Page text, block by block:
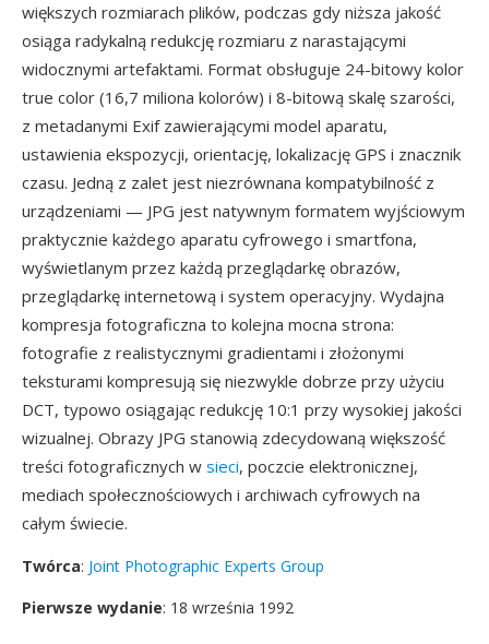
większych rozmiarach plików, podczas gdy niższa jakość
osiąga radykalną redukcję rozmiaru z narastającymi
widocznymi artefaktami. Format obsługuje 24-bitowy kolor
true color (16,7 miliona kolorów) i 8-bitową skalę szarości,
z metadanymi Exif zawierającymi model aparatu,
ustawienia ekspozycji, orientację, lokalizację GPS i znacznik
czasu. Jedną z zalet jest niezrównana kompatybilność z
urządzeniami — JPG jest natywnym formatem wyjściowym
praktycznie każdego aparatu cyfrowego i smartfona,
wyświetlanym przez każdą przeglądarkę obrazów,
przeglądarkę internetową i system operacyjny. Wydajna
kompresja fotograficzna to kolejna mocna strona:
fotografie z realistycznymi gradientami i złożonymi
teksturami kompresują się niezwykle dobrze przy użyciu
DCT, typowo osiągając redukcję 10:1 przy wysokiej jakości
wizualnej. Obrazy JPG stanowią zdecydowaną większość
treści fotograficznych w sieci, poczcie elektronicznej,
mediach społecznościowych i archiwach cyfrowych na
całym świecie.
Twórca: Joint Photographic Experts Group
Pierwsze wydanie: 18 września 1992